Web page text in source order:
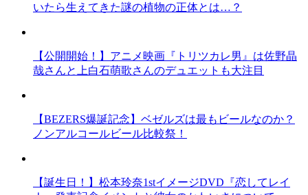
いたら生えてきた謎の植物の正体とは…？
【公開開始！】アニメ映画『トリツカレ男』は佐野晶
哉さんと上白石萌歌さんのデュエットも大注目
【BEZERS爆誕記念】ベゼルズは最もビールなのか？
ノンアルコールビール比較祭！
【誕生日！】松本玲奈1stイメージDVD『恋してレイ